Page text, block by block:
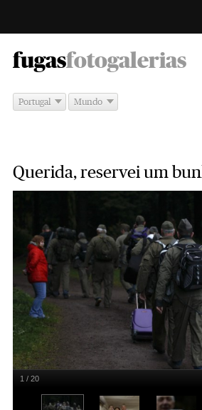
fugas -
fotogalerias
Portugal Mundo
Querida, reservei um
1 / 20